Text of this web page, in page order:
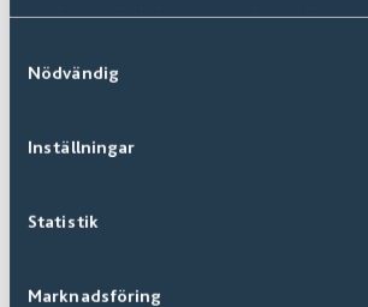
samlat in när du har använt deras tjänster.
Nödvändig
Inställningar
Statistik
Marknadsföring